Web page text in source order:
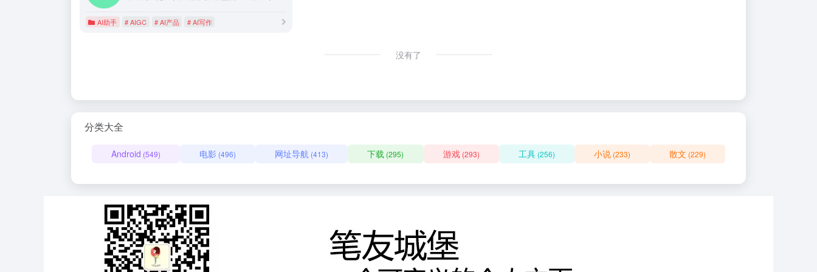
AI助手 # AIGC # AI产品 # AI写作
没有了
分类大全
Android (549) 电影 (496) 网址导航 (413) 下载 (295) 游戏(293) 工具(256) 小说(233) 散文 (229)